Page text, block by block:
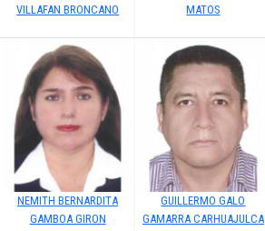
VILLAFAN BRONCANO
MATOS
NEMITH BERNARDITA
GAMBOA GIRON
GUILLERMO GALO
GAMARRA CARHUAJULCA